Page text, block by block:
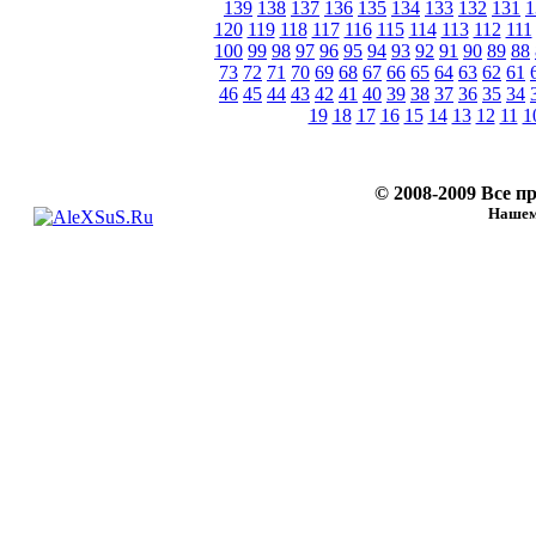
139 138 137 136 135 134 133 132 131
120 119 118 117 116 115 114 113 112 111
100 99 98 97 96 95 94 93 92 91 90 89 88
73 72 71 70 69 68 67 66 65 64 63 62 61
46 45 44 43 42 41 40 39 38 37 36 35 34
19 18 17 16 15 14 13 12 11
© 2008-2009 Все